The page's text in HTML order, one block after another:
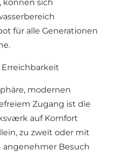
können sich
für alle Generationen
modernen
Zugang ist die
auf Komfort
zu zweit oder mit
angenehmer Besuch